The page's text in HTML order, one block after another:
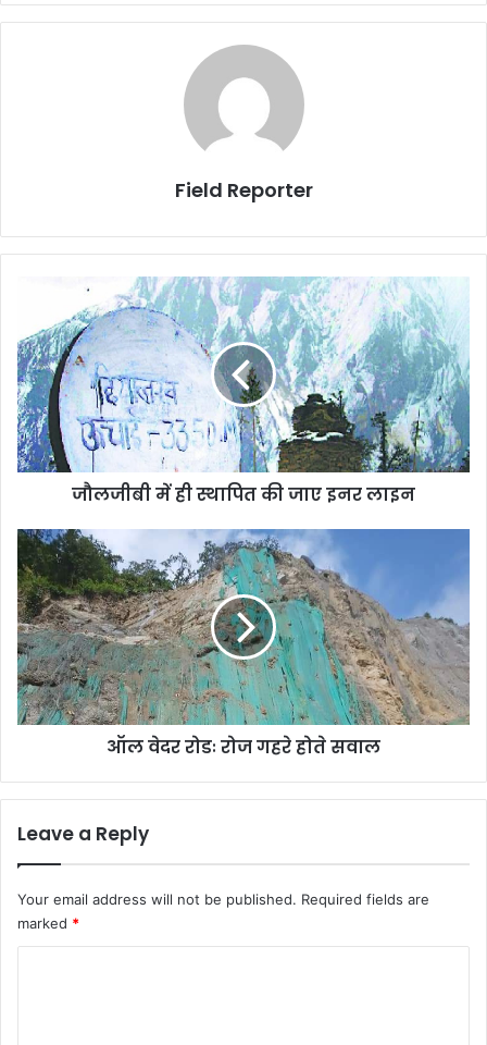
Field Reporter
स्थापित
की
जाए
इनर
लाइन
जौलजीबी में ही स्थापित की जाए इनर लाइन
ऑल
वेदर
रोडः
रोज
गहरे
होते
सवाल
ऑल वेदर रोडः रोज गहरे होते सवाल
Leave a Reply
Your email address will not be published. Required fields are
marked *